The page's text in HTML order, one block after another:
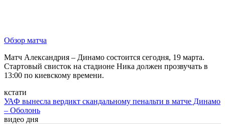
Обзор матча
Матч Александрия – Динамо состоится сегодня, 19 марта.
Стартовый свисток на стадионе Ника должен прозвучать в
13:00 по киевскому времени.
кстати
УАФ вынесла вердикт скандальному пенальти в матче Динамо
– Оболонь
видео дня